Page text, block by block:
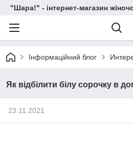
"Шара!" - інтернет-магазин
Інформаційний блог
Як відбілити білу сорочку в
23.11.2021